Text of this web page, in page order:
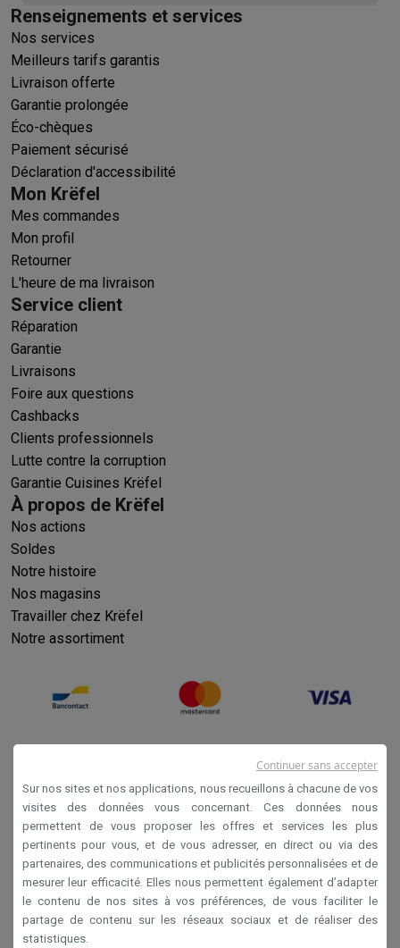
Renseignements et services
Nos services
Meilleurs tarifs garantis
Livraison offerte
Garantie prolongée
Éco-chèques
Paiement sécurisé
Déclaration d'accessibilité
Mon Krëfel
Mes commandes
Mon profil
Retourner
L'heure de ma livraison
Service client
Réparation
Garantie
Livraisons
Foire aux questions
Cashbacks
Clients professionnels
Lutte contre la corruption
Garantie Cuisines Krëfel
À propos de Krëfel
Nos actions
Soldes
Notre histoire
Nos magasins
Travailler chez Krëfel
Notre assortiment
Conditions générales de vente
Privacy
Disclaimer
Cookies
Sur nos sites et nos applications, nous recueillons à chacune de vos
visites des données vous concernant. Ces données nous
permettent de vous proposer les offres et services les plus
pertinents pour vous, et de vous adresser, en direct ou via des
partenaires, des communications et publicités personnalisées et de
mesurer leur efficacité. Elles nous permettent également d’adapter
le contenu de nos sites à vos préférences, de vous faciliter le
partage de contenu sur les réseaux sociaux et de réaliser des
statistiques.
Continuer sans accepter